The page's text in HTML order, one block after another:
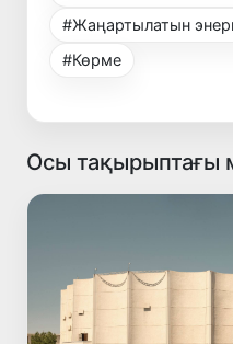
#Жаңартылатын
#Көрме
Осы тақырыптағы